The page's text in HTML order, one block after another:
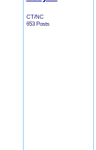
CT/NC
653 Posts